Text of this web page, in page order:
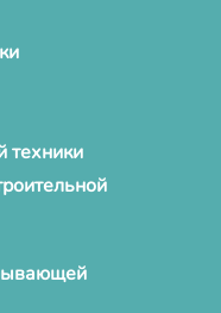
техники